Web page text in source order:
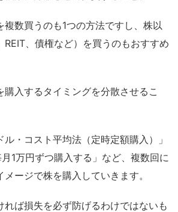
複数買うのも1つの方法ですし、株以
REIT、債権など）を買うのもおすすめ
購入するタイミングを分散させるこ
ル・コスト平均法（定時定額購入）」
1万円ずつ購入する」など、複数回に
ージで株を購入していきます。
れば損失を必ず防げるわけではないも